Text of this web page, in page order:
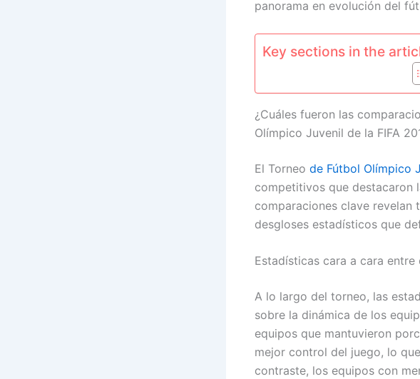
panorama en evolución del
Key sections in the
¿Cuáles fueron las
Olímpico Juvenil de la FIFA
El Torneo de Fútbol Olímpico
competitivos que destacaron
comparaciones clave revelan
desgloses estadísticos que
Estadísticas cara a cara
A lo largo del torneo, las
sobre la dinámica de los
equipos que mantuvieron
mejor control del juego, lo
contraste, los equipos con